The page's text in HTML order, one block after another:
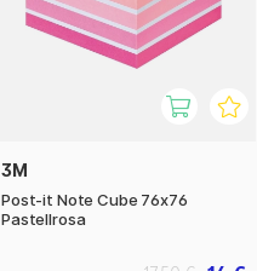
3M
Post-it Note Cube 76x76
Pastellrosa